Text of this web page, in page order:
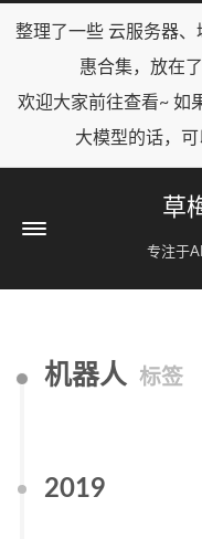
整理了一些 云服务器
惠合集，放在了
欢迎大家前往查看~ 如
大模型的话，
草
专注于
机器人 标签
2019